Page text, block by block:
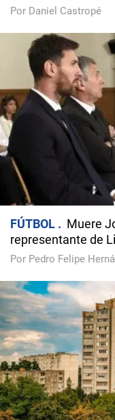
Por Daniel Castropé
FÚTBOL
Muere
representante de
Por Pedro Felipe